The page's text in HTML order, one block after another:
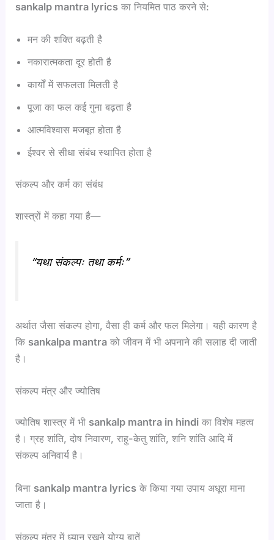
sankalp mantra lyrics का नियमित पाठ करने से:
मन की शक्ति बढ़ती है
नकारात्मकता दूर होती है
कार्यों में सफलता मिलती है
पूजा का फल कई गुना बढ़ता है
आत्मविश्वास मजबूत होता है
ईश्वर से सीधा संबंध स्थापित होता है
संकल्प और कर्म का संबंध
शास्त्रों में कहा गया है—
“यथा संकल्पः तथा कर्मः”
अर्थात जैसा संकल्प होगा, वैसा ही कर्म और फल मिलेगा। यही कारण है
कि sankalpa mantra को जीवन में भी अपनाने की सलाह दी जाती
है।
संकल्प मंत्र और ज्योतिष
ज्योतिष शास्त्र में भी sankalp mantra in hindi का विशेष महत्व
है। ग्रह शांति, दोष निवारण, राहु-केतु शांति, शनि शांति आदि में
संकल्प अनिवार्य है।
बिना sankalp mantra lyrics के किया गया उपाय अधूरा माना
जाता है।
संकल्प मंत्र में ध्यान रखने योग्य बातें